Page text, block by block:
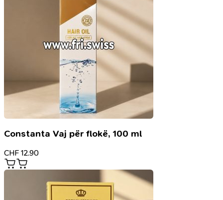
Constanta Vaj për flokë, 100 ml
CHF 12.90